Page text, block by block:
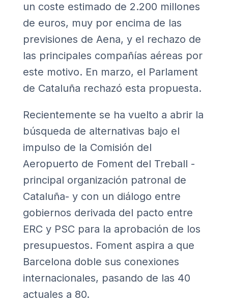
un coste estimado de 2.200 millones
de euros, muy por encima de las
previsiones de Aena, y el rechazo de
las principales compañías aéreas por
este motivo. En marzo, el Parlament
de Cataluña rechazó esta propuesta.
Recientemente se ha vuelto a abrir la
búsqueda de alternativas bajo el
impulso de la Comisión del
Aeropuerto de Foment del Treball -
principal organización patronal de
Cataluña- y con un diálogo entre
gobiernos derivada del pacto entre
ERC y PSC para la aprobación de los
presupuestos. Foment aspira a que
Barcelona doble sus conexiones
internacionales, pasando de las 40
actuales a 80.